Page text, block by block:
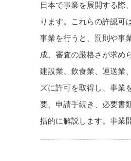
日本で事業を展開する際
ります。これらの許認可
事業を行うと、罰則や事
成、審査の厳格さが求め
建設業、飲食業、運送業
ズに許可を取得し、事業
要、申請手続き、必要書
括的に解説します。事業